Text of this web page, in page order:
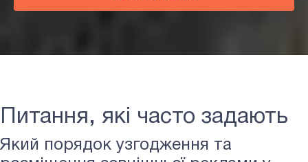
Питання, які часто задають
Який порядок узгодження та